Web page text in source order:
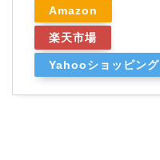
Amazon
楽天市場
Yahooショッピング